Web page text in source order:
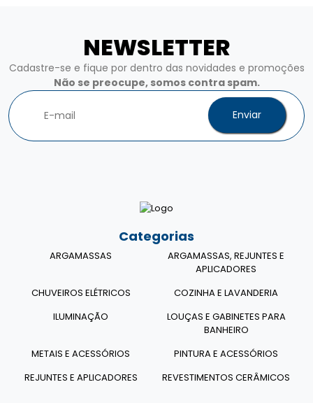
NEWSLETTER
Cadastre-se e fique por dentro das novidades e promoções
Não se preocupe, somos contra spam.
Enviar
Categorias
ARGAMASSAS
ARGAMASSAS, REJUNTES E
APLICADORES
CHUVEIROS ELÉTRICOS
COZINHA E LAVANDERIA
ILUMINAÇÃO
LOUÇAS E GABINETES PARA
BANHEIRO
METAIS E ACESSÓRIOS
PINTURA E ACESSÓRIOS
REJUNTES E APLICADORES
REVESTIMENTOS CERÂMICOS